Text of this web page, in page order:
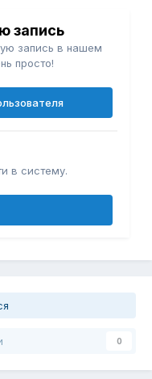
запись
запись в нашем
просто!
в систему.
0